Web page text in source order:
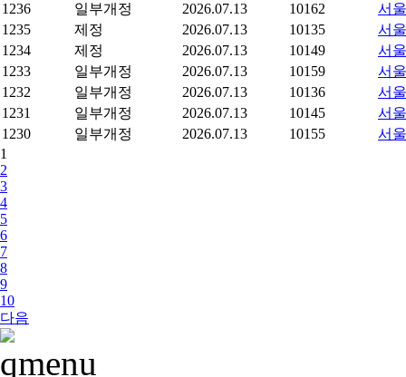
1236
일부개정 2026.07.13 10162
서
1235
제정 2026.07.13 10135
서
1234
제정 2026.07.13 10149
서
1233
일부개정 2026.07.13 10159
서
1232
일부개정 2026.07.13 10136
서
1231
일부개정 2026.07.13 10145
서
1230
일부개정 2026.07.13 10155
서
1
2
3
4
5
6
7
8
9
10
다음